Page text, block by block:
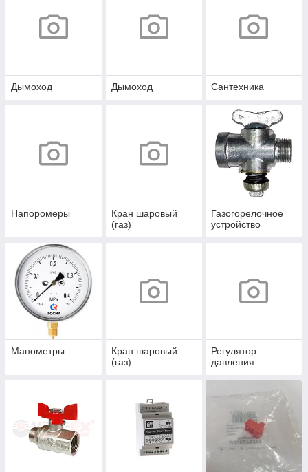
Дымоход Дымоход Сантехника
Напоромеры
Кран шаровый
(газ)
Газогорелочное
устройство
Манометры
Кран шаровый
(газ)
Регулятор
давления